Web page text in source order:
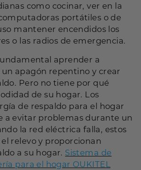
como cocinar, ver en la
portátiles o de
mantener encendidos los
o las radios de emergencia.
aprender a
apagón repentino y crear
Pero no tiene por qué
de su hogar. Los
de respaldo para el hogar
a evitar problemas durante un
la red eléctrica falla, estos
relevo y proporcionan
a su hogar. Sistema de
para el hogar OUKITEL